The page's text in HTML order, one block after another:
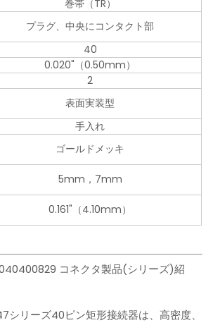
巻帯（TR）
プラグ、中央にコンタクト部
40
0.020"（0.50mm）
2
表面実装型
手入れ
ゴールドメッキ
5mm，7mm
0.161"（4.10mm）
コネクタ製品(シリーズ)紹
シリーズ40ピン矩形接続器は、高密度、